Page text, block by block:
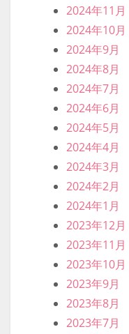
2024年11月
2024年10月
2024年9月
2024年8月
2024年7月
2024年6月
2024年5月
2024年4月
2024年3月
2024年2月
2024年1月
2023年12月
2023年11月
2023年10月
2023年9月
2023年8月
2023年7月